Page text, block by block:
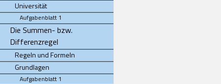
Universität
Aufgabenblatt 1
Die Summen- bzw.
Differenzregel
Regeln und Formeln
Grundlagen
Aufgabenblatt 1